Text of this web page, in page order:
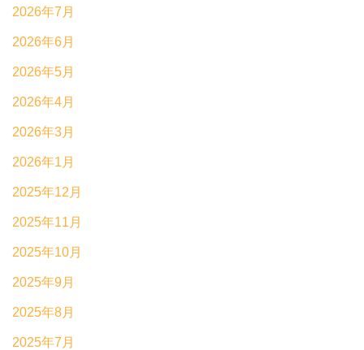
2026年7月
2026年6月
2026年5月
2026年4月
2026年3月
2026年1月
2025年12月
2025年11月
2025年10月
2025年9月
2025年8月
2025年7月